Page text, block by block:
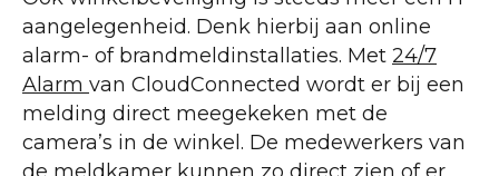
aangelegenheid. Denk hierbij aan online
alarm- of brandmeldinstallaties. Met 24/7
Alarm van CloudConnected wordt er bij een
melding direct meegekeken met de
camera’s in de winkel. De medewerkers van